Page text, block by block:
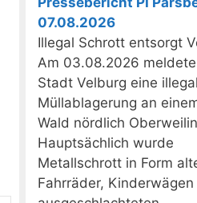
07.08.2026
Illegal Schrott entsorgt
Am 03.08.2026
Stadt Velburg eine
Müllablagerung an
Wald nördlich
Hauptsächlich wurde
Metallschrott in Form
Fahrräder, Kinderwägen